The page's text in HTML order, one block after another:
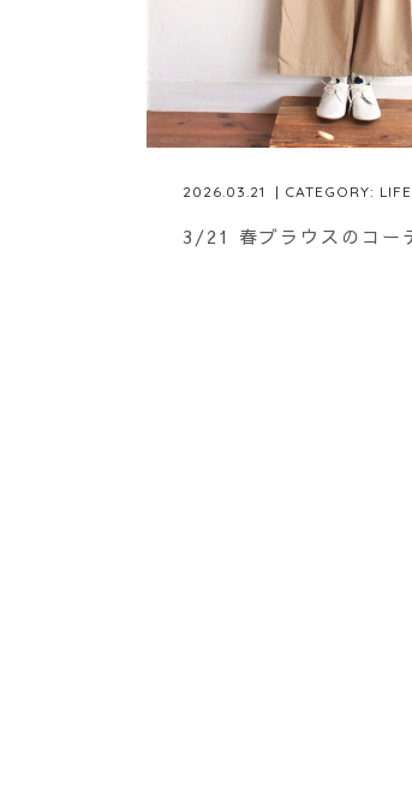
2026.03.21 | CATEGORY:
3/21 春ブラウスのコー